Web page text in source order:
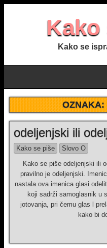
Kako
Kako se
OZNAKA:
odeljenjski ili
Kako se piše
Slovo O
Kako se piše odeljenjski ili
pravilno je odeljenjski.
nastala ova imenica glasi
koji sadrži samoglasnik u
jotovanja, pri čemu glas l
kako bi